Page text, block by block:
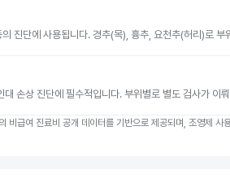
진단에 사용됩니다. 경추(목), 흉추, 요천추(허리)로 부
대 손상 진단에 필수적입니다. 부위별로 별도 검사가 이
비급여 진료비 공개 데이터를 기반으로 제공되며, 조영제